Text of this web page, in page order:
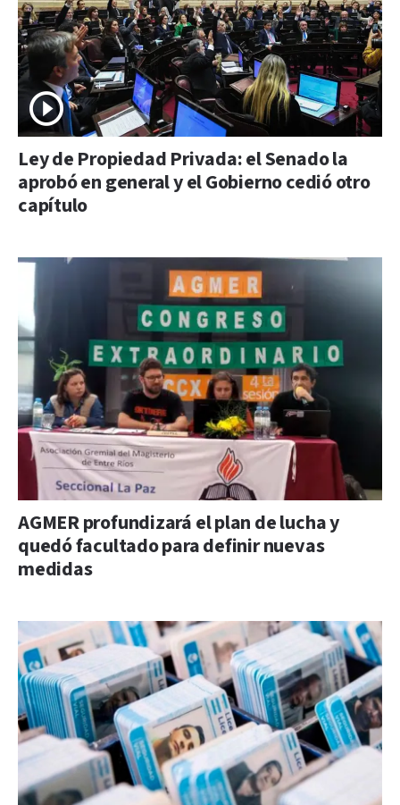
Ley de Propiedad Privada: el Senado la
aprobó en general y el Gobierno cedió otro
capítulo
AGMER profundizará el plan de lucha y
quedó facultado para definir nuevas
medidas